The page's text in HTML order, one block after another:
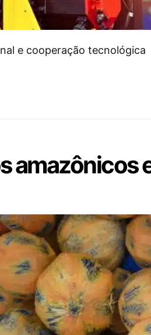
e cooperação tecnológica
amazônicos